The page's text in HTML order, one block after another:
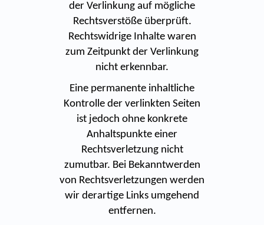
der Verlinkung auf mögliche
Rechtsverstöße überprüft.
Rechtswidrige Inhalte waren
zum Zeitpunkt der Verlinkung
nicht erkennbar.
Eine permanente inhaltliche
Kontrolle der verlinkten Seiten
ist jedoch ohne konkrete
Anhaltspunkte einer
Rechtsverletzung nicht
zumutbar. Bei Bekanntwerden
von Rechtsverletzungen werden
wir derartige Links umgehend
entfernen.